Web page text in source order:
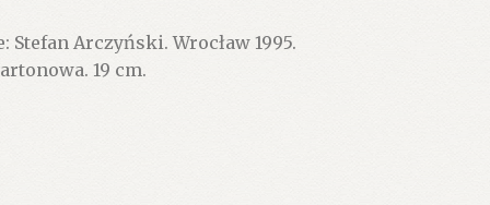
Arczyński. Wrocław 1995.
19 cm.